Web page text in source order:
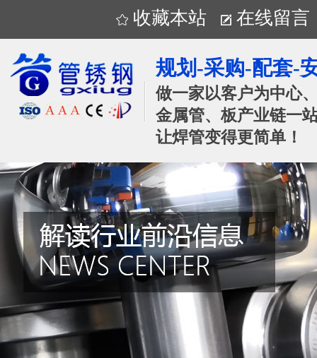
收藏本站 在线留言
规划-采购-配套-
做一家以客户为中心
金属管、板产业链一
让焊管变得更简单！